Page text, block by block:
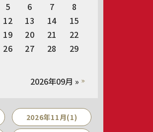
2026年09月 »
5 6 7
8
12 13 14
15
19 20 21
22
26 27 28
29
2026年11月(1)